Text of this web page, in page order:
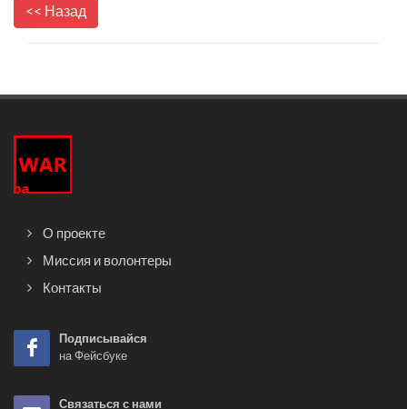
<< Назад
О проекте
Миссия и волонтеры
Контакты
Подписывайся
на Фейсбуке
Связаться с нами